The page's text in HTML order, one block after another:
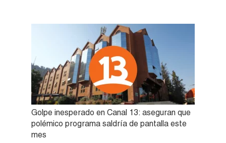
Golpe inesperado en Canal 13: aseguran que
polémico programa saldría de pantalla este
mes